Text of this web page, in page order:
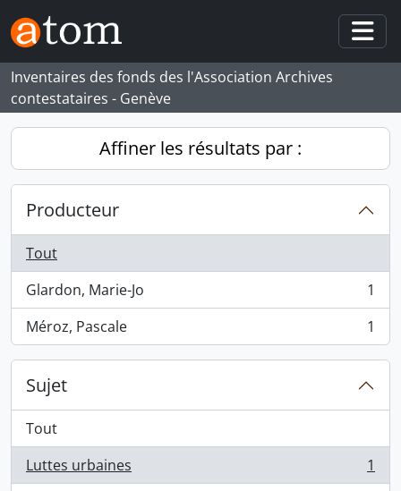
Skip to main content
Inventaires des fonds des l'Association Archives
contestataires - Genève
Affiner les résultats par :
Producteur
Tout
Glardon, Marie-Jo
, 1 résultats
1
Méroz, Pascale
, 1 résultats 1
Sujet
Tout
Luttes urbaines
, 1 résultats
1